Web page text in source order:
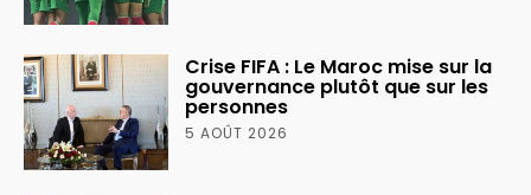
Crise FIFA : Le Maroc mise sur la
gouvernance plutôt que sur les
personnes
5 AOÛT 2026